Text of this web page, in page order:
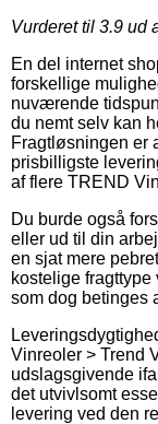
Vurderet til 3.9 ud
En del internet
forskellige
nuværende
du nemt selv kan
Fragtløsningen er
prisbilligste
af flere TREND
Du burde også
eller ud til din
en sjat mere
kostelige
som dog betinges
Vinreoler > Trend
udslagsgivende
det utvivlsomt
levering ved den